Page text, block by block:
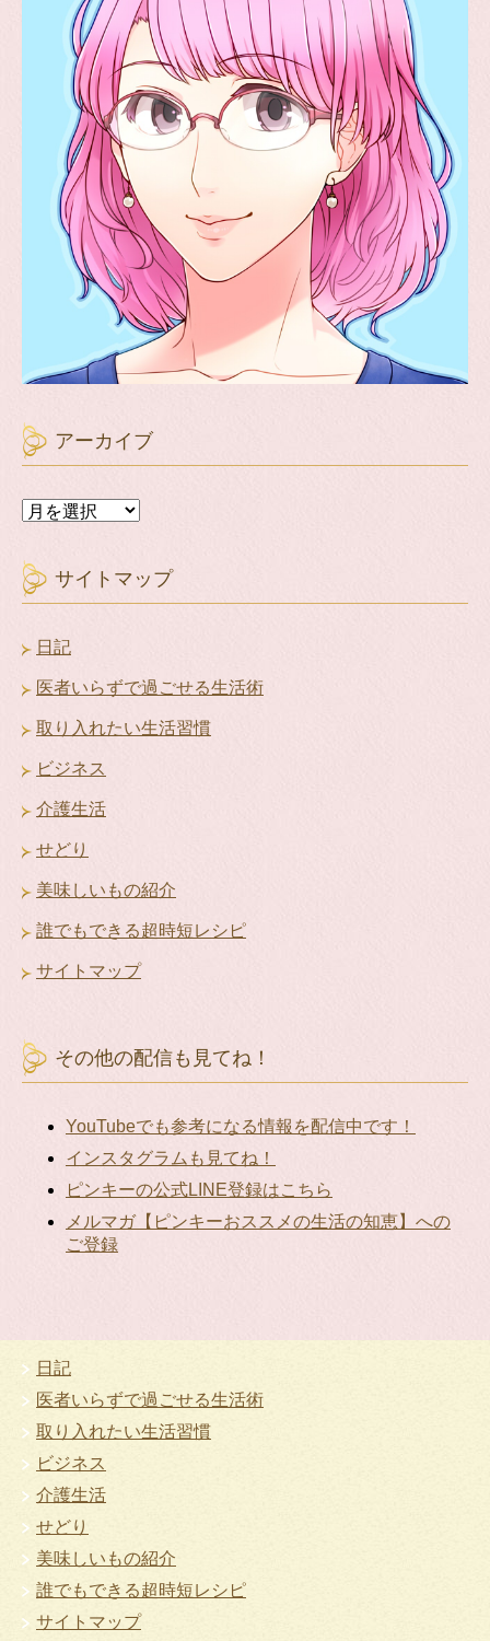
アーカイブ
ア
イ
ブ
サイトマップ
日記
医者いらずで過ごせる生活術
取り入れたい生活習慣
ビジネス
介護生活
せどり
美味しいもの紹介
誰でもできる超時短レシピ
サイトマップ
その他の配信も見てね！
YouTubeでも参考になる情報を配信中です！
インスタグラムも見てね！
ピンキーの公式LINE登録はこちら
メルマガ【ピンキーおススメの生活の知恵】への
ご登録
日記
医者いらずで過ごせる生活術
取り入れたい生活習慣
ビジネス
介護生活
せどり
美味しいもの紹介
誰でもできる超時短レシピ
サイトマップ